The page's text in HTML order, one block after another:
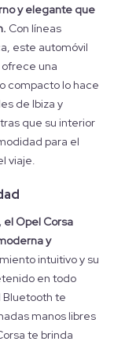
y elegante que
Con líneas
este automóvil
una
compacto lo hace
de Ibiza y
que su interior
para el
viaje.
Opel Corsa
y
intuitivo y su
en todo
te
manos libres
te brinda